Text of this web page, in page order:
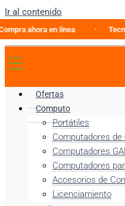
Ir al contenido
ahora en línea
Ofertas
Computo
Portátiles
Computadores
Computadores
Computadores
Accesorios de
Licenciamiento